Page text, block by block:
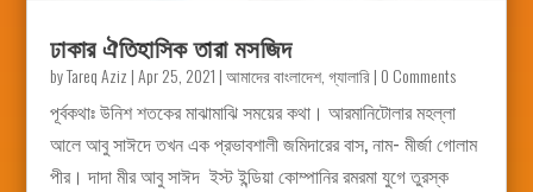
ঢাকার ঐতিহাসিক তারা মসজিদ
byTareq Aziz |Apr 25, 2021 |আমাদের বাংলাদেশ,গ্যালারি| 0 Comments
পূর্বকথাঃ উনিশ শতকের মাঝামাঝি সময়ের কথা। আরমানিটোলার মহল্লা
আলে আবু সাঈদে তখন এক প্রভাবশালী জমিদারের বাস, নাম- মীর্জা গোলাম
পীর। দাদা মীর আবু সাঈদ ইস্ট ইন্ডিয়া কোম্পানির রমরমা যুগে তুরস্ক